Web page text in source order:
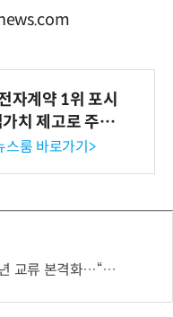
자계약 1위 포시
치 제고로 주주
획 공시
스룸 바로가기>
래세대가 잇는 도시외교”